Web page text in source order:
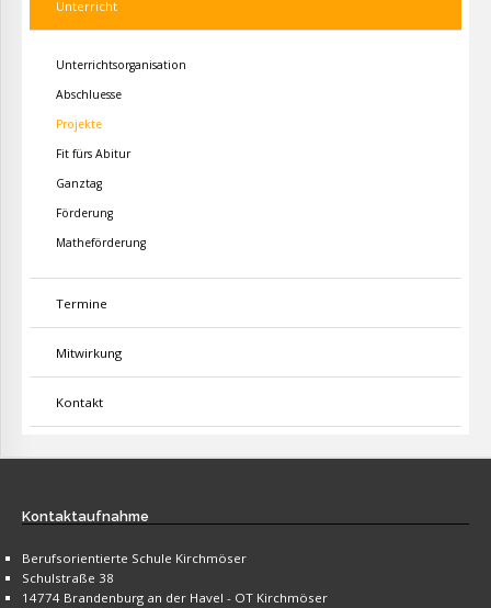
Unterricht
Unterrichtsorganisation
Abschluesse
Projekte
Fit fürs Abitur
Ganztag
Förderung
Matheförderung
Termine
Mitwirkung
Kontakt
Kontaktaufnahme
Berufsorientierte Schule Kirchmöser
Schulstraße 38
14774 Brandenburg an der Havel - OT Kirchmöser